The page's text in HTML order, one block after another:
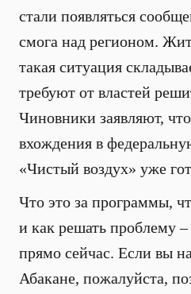
стали появляться
смога над регионом.
такая ситуация
требуют от властей
Чиновники заявляют,
вхождения в
«Чистый воздух» уже
Что это за программы,
и как решать проблему –
прямо сейчас. Если вы
Абакане, пожалуйста,